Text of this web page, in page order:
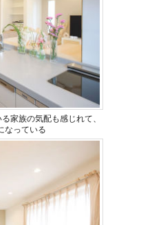
家族の気配も感じれて、
なっている